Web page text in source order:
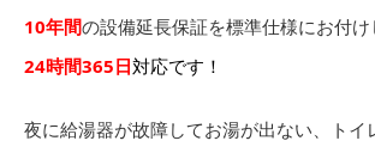
10年間の設備延長保証を標準仕様にお付け
24時間365日対応です！
夜に給湯器が故障してお湯が出ない、トイ